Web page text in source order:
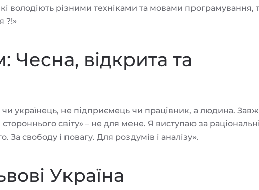
володіють різними техніками та мовами програмування,
?!»
Чесна, відкрита та
українець, не підприємець чи працівник, а людина.
світу» – не для мене. Я виступаю за
свободу і повагу. Для роздумів і аналізу».
Україна